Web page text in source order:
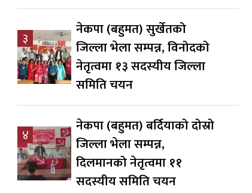
३
नेकपा (बहुमत) सुर्खेतको
जिल्ला भेला सम्पन्न, विनोदको
नेतृत्वमा १३ सदस्यीय जिल्ला
समिति चयन
४
नेकपा (बहुमत) बर्दियाको दोस्रो
जिल्ला भेला सम्पन्न,
दिलमानको नेतृत्वमा ११
सदस्यीय समिति चयन